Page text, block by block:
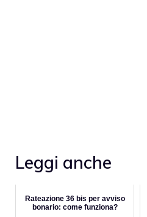
Leggi anche
Rateazione 36 bis per avviso
bonario: come funziona?